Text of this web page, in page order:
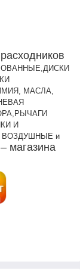
МАСЛА,
И
и
магазина